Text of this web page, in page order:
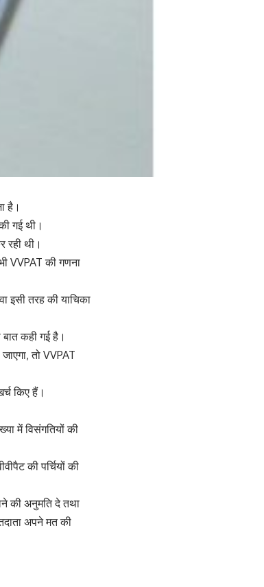
है।
गई थी।
थी।
VVPAT की गणना
इसी तरह की याचिका
कही गई है।
तो VVPAT
किए हैं।
में विसंगतियों की
की पर्चियों की
की अनुमति दे तथा
अपने मत की